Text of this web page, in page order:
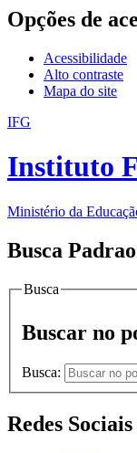
Opções de
Acessibilidade
Alto contraste
Mapa do site
IFG
Instituto
Ministério da
Busca Padrao
Busca
Buscar no
Busca:
Redes Sociais